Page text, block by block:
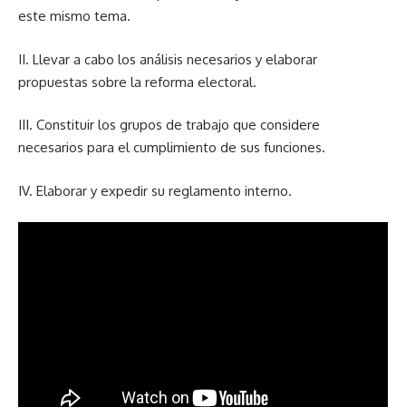
este mismo tema.
II. Llevar a cabo los análisis necesarios y elaborar
propuestas sobre la reforma electoral.
III. Constituir los grupos de trabajo que considere
necesarios para el cumplimiento de sus funciones.
IV. Elaborar y expedir su reglamento interno.